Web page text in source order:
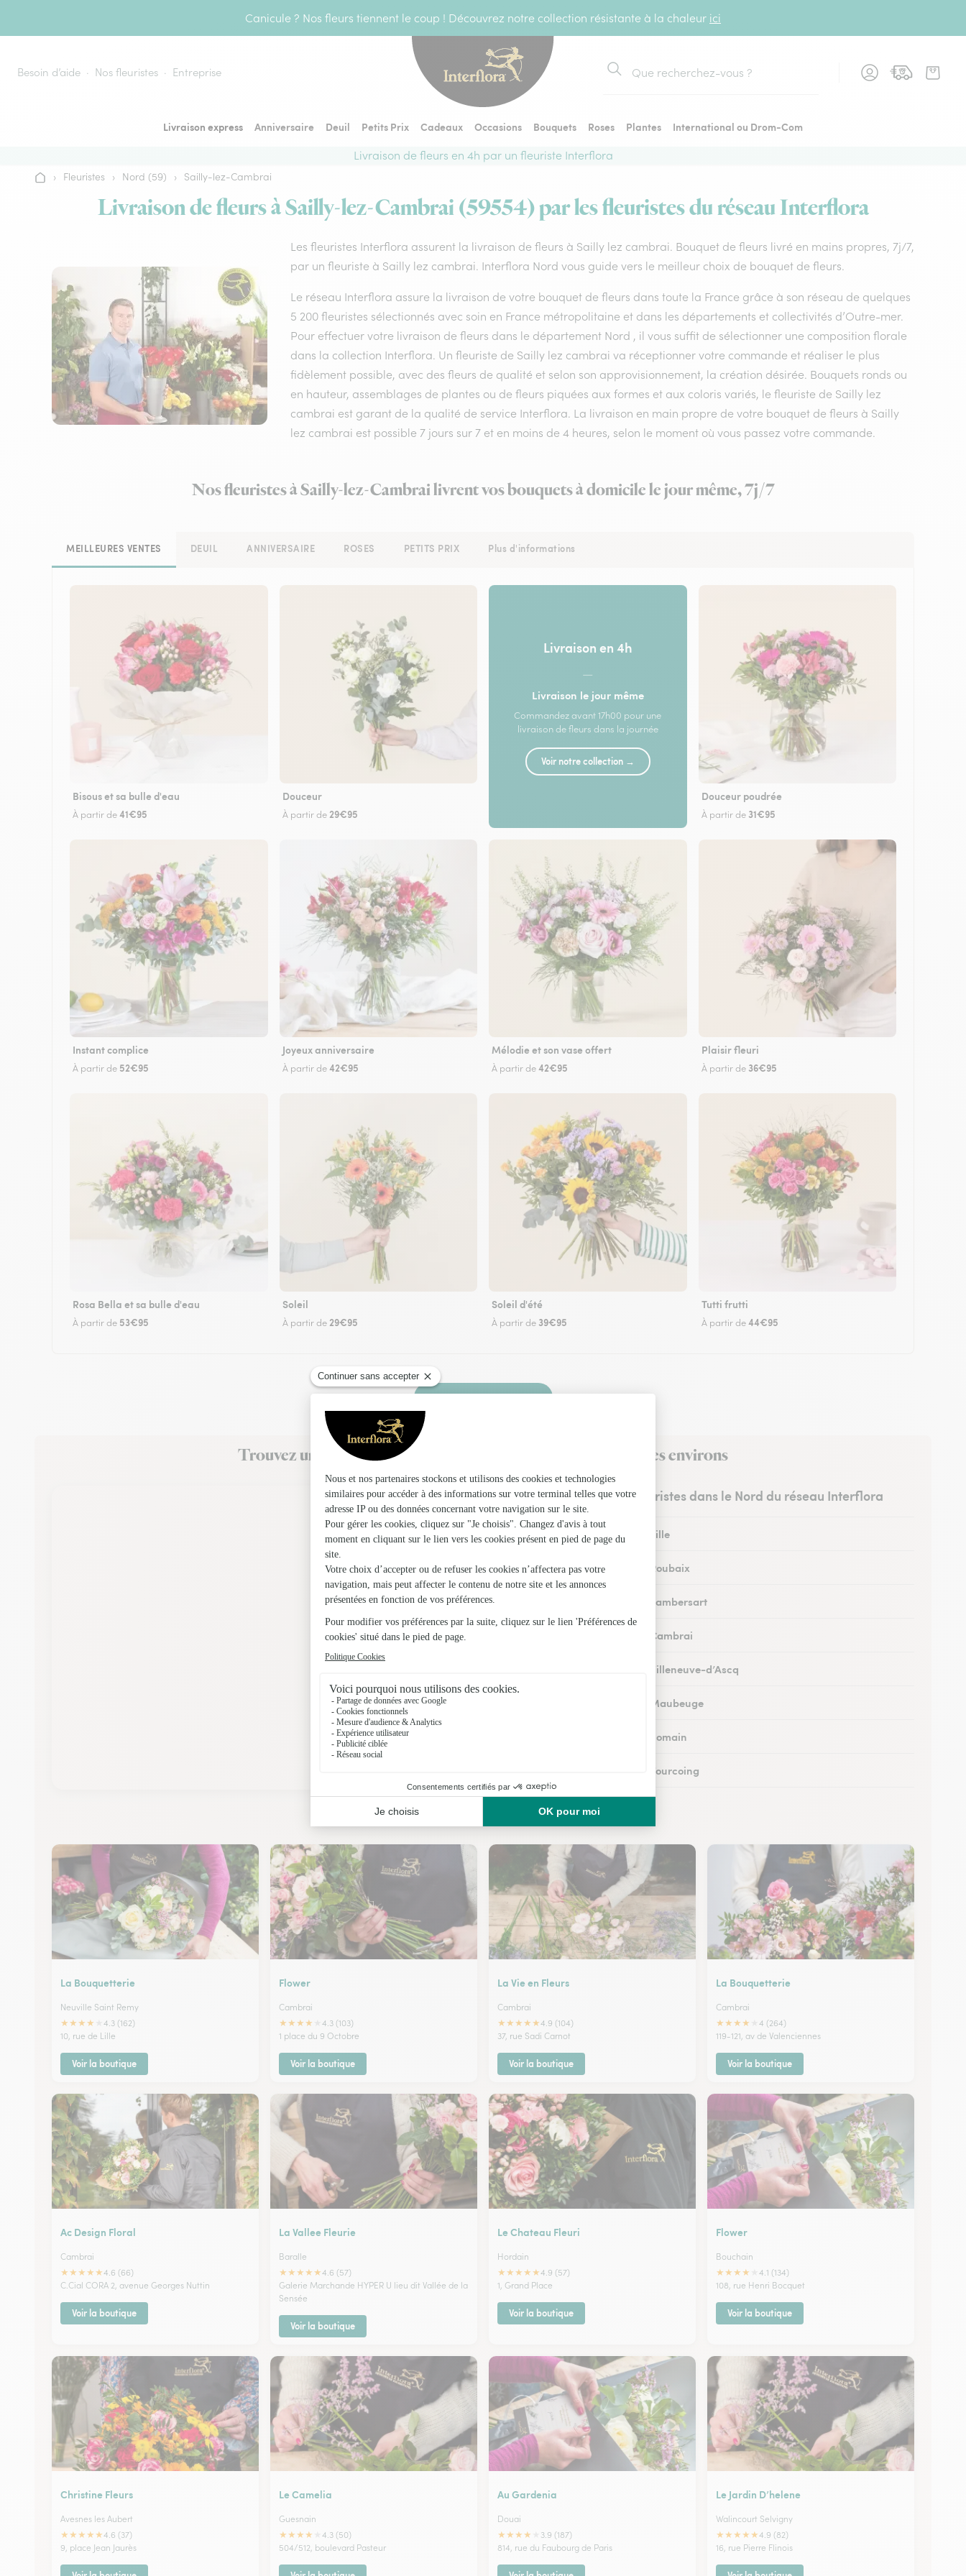
Canicule ? Nos fleurs tiennent le coup ! Découvrez notre collection résistante à la chaleur ici
Besoin d’aide Nos fleuristes Entreprise
Rechercher
Livraison express Anniversaire Deuil Petits Prix Cadeaux Occasions Bouquets Roses Plantes
International ou Drom-Com
Livraison de fleurs en 4h par un fleuriste Interflora
Accueil
› Fleuristes › Nord (59) › Sailly-lez-Cambrai
Livraison de fleurs à Sailly-lez-Cambrai (59554) par les fleuristes du réseau Interflora
Les fleuristes Interflora assurent la livraison de fleurs à Sailly lez cambrai. Bouquet de fleurs livré en mains propres, 7j/7,
par un fleuriste à Sailly lez cambrai. Interflora Nord vous guide vers le meilleur choix de bouquet de fleurs.
Le réseau Interflora assure la livraison de votre bouquet de fleurs dans toute la France grâce à son réseau de quelques
5 200 fleuristes sélectionnés avec soin en France métropolitaine et dans les départements et collectivités d’Outre-mer.
Pour effectuer votre livraison de fleurs dans le département Nord , il vous suffit de sélectionner une composition florale
dans la collection Interflora. Un fleuriste de Sailly lez cambrai va réceptionner votre commande et réaliser le plus
fidèlement possible, avec des fleurs de qualité et selon son approvisionnement, la création désirée. Bouquets ronds ou
en hauteur, assemblages de plantes ou de fleurs piquées aux formes et aux coloris variés, le fleuriste de Sailly lez
cambrai est garant de la qualité de service Interflora. La livraison en main propre de votre bouquet de fleurs à Sailly
lez cambrai est possible 7 jours sur 7 et en moins de 4 heures, selon le moment où vous passez votre commande.
Nos fleuristes à Sailly-lez-Cambrai livrent vos bouquets à domicile le jour même, 7j/7
MEILLEURES VENTES DEUIL ANNIVERSAIRE ROSES PETITS PRIX Plus d'informations
Bisous et sa bulle d'eau
À partir de41€95
Douceur
À partir de 29€95
Livraison en 4h
—
Livraison le jour même
Commandez avant 17h00 pour une
livraison de fleurs dans la journée
Voir notre collection →
Douceur poudrée
À partir de 31€95
Instant complice
À partir de 52€95
Joyeux anniversaire
À partir de42€95
Mélodie et son vase offert
À partir de42€95
Plaisir fleuri
À partir de 36€95
Rosa Bella et sa bulle d'eau
À partir de 53€95
Soleil
À partir de 29€95
Soleil d'été
À partir de 39€95
Tutti frutti
À partir de44€95
Faire livrer des fleurs
Trouvez un fleuriste Interflora à Sailly-lez-Cambrai et dans ses environs
Les fleuristes dans le Nord du réseau Interflora
Fleuristes à Lille
Fleuristes à Roubaix
Fleuristes à Lambersart
Fleuristes à Cambrai
Fleuristes à Villeneuve-d’Ascq
Fleuristes à Maubeuge
Fleuristes à Somain
Fleuristes à Tourcoing
Nos fleuristes à Sailly-lez-Cambrai
La Bouquetterie
Neuville Saint Remy
★★★★
4.3 (162)
10, rue de Lille
Voir la boutique
Flower
Cambrai
★★★★
4.3 (103)
1 place du 9 Octobre
Voir la boutique
La Vie en Fleurs
Cambrai
★★★★★4.9 (104)
37, rue Sadi Carnot
Voir la boutique
La Bouquetterie
Cambrai
★★★★
4 (264)
119-121, av de Valenciennes
Voir la boutique
Ac Design Floral
Cambrai
★★★★★4.6 (66)
C.Cial CORA 2, avenue Georges Nuttin
Voir la boutique
La Vallee Fleurie
Baralle
★★★★★4.6 (57)
Galerie Marchande HYPER U lieu dit Vallée de la
Sensée
Voir la boutique
Le Chateau Fleuri
Hordain
★★★★★4.9 (57)
1, Grand Place
Voir la boutique
Flower
Bouchain
★★★★
4.1 (134)
108, rue Henri Bocquet
Voir la boutique
Christine Fleurs
Avesnes les Aubert
★★★★★4.6 (37)
9, place Jean Jaurès
Le Camelia
Guesnain
★★★★
4.3 (50)
504/512, boulevard Pasteur
Au Gardenia
Douai
★★★★
3.9 (187)
814, rue du Faubourg de Paris
Le Jardin D’helene
Walincourt Selvigny
★★★★★4.9 (82)
16, rue Pierre Flinois